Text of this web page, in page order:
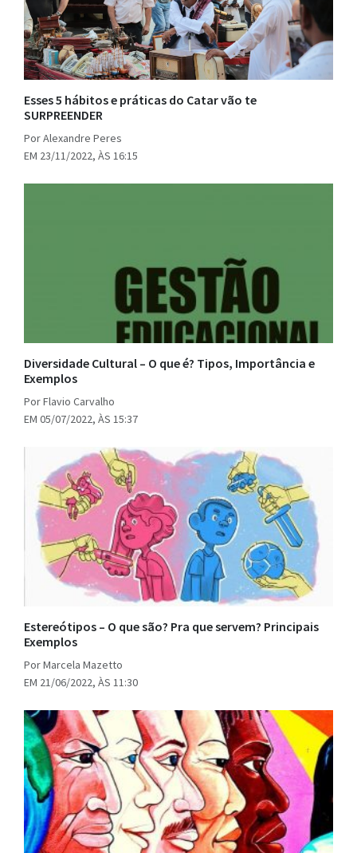
Esses 5 hábitos e práticas do Catar vão te
SURPREENDER
Por Alexandre Peres
EM 23/11/2022, ÀS 16:15
Diversidade Cultural – O que é? Tipos, Importância e
Exemplos
Por Flavio Carvalho
EM 05/07/2022, ÀS 15:37
Estereótipos – O que são? Pra que servem? Principais
Exemplos
Por Marcela Mazetto
EM 21/06/2022, ÀS 11:30